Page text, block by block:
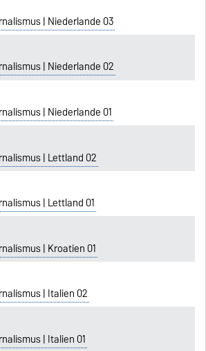
| Niederlande 03
| Niederlande 02
| Niederlande 01
| Lettland 02
| Lettland 01
| Kroatien 01
| Italien 02
| Italien 01